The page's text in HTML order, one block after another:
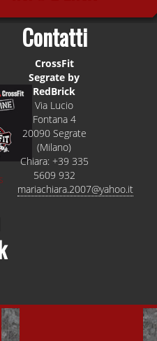
Contatti
CrossFit
Segrate by
RedBrick
Via Lucio
Fontana 4
20090 Segrate
(Milano)
Chiara: +39 335
5609 932
mariachiara.2007@yahoo.it